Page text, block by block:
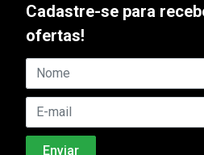
Cadastre-se para
ofertas!